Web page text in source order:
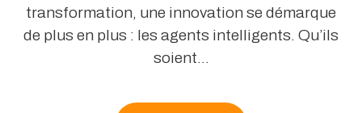
transformation, une innovation se démarque
de plus en plus : les agents intelligents. Qu’ils
soient...